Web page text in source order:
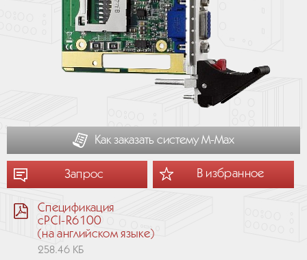
Как заказать систему М-Мах
Запрос В избранное
Спецификация
cPCI-R6100
(на английском языке)
258.46 КБ